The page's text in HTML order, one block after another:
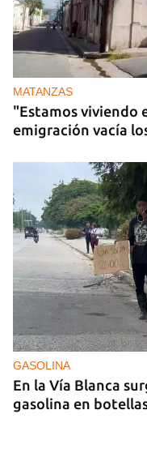
MATANZAS
"Estamos viviendo
emigración vacía
GASOLINA
En la Vía Blanca
gasolina en